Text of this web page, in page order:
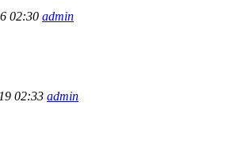
02:30 admin
02:33 admin